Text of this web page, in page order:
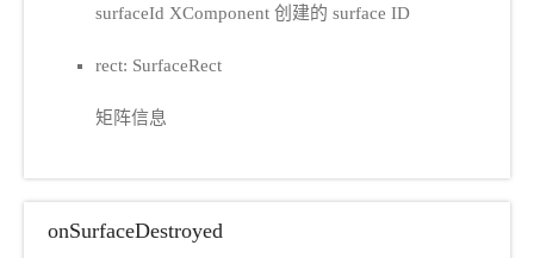
surfaceId XComponent 创建的 surface ID
rect: SurfaceRect
矩阵信息
onSurfaceDestroyed